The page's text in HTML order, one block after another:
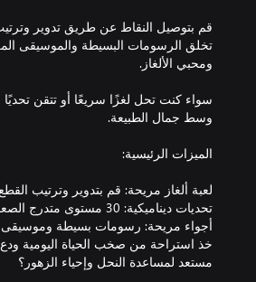
قم بتوصيل النقاط عن طريق تدوير
تخلق الرسومات البسيطة والموسيقى
مستعد لمساعدة النحل وإحياء الزهور؟